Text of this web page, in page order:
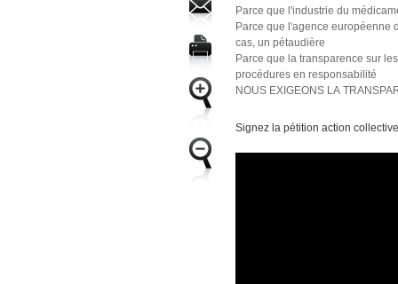
Parce que l'industrie du
Parce que l'agence européenne
cas, un pétaudière
Parce que la transparence sur
procédures en responsabilité
NOUS EXIGEONS LA
Signez la pétition action